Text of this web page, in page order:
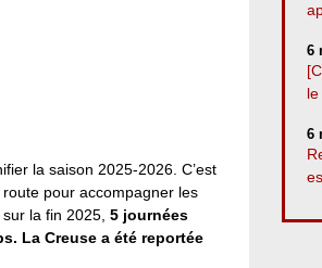
la saison 2025-2026. C’est
pour accompagner les
la fin 2025, 5 journées
La Creuse a été reportée
6
6